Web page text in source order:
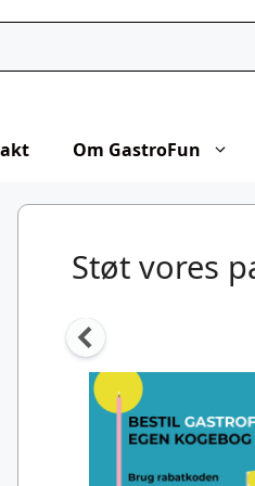
Om GastroFun
Støt vores